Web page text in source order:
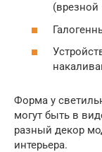
Форма у
могут быть в
разный декор
интерьера.